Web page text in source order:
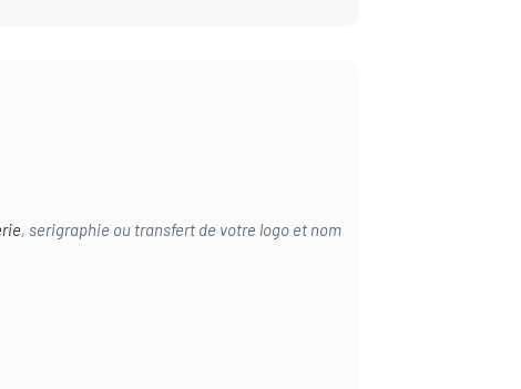
, serigraphie ou transfert de votre logo et nom